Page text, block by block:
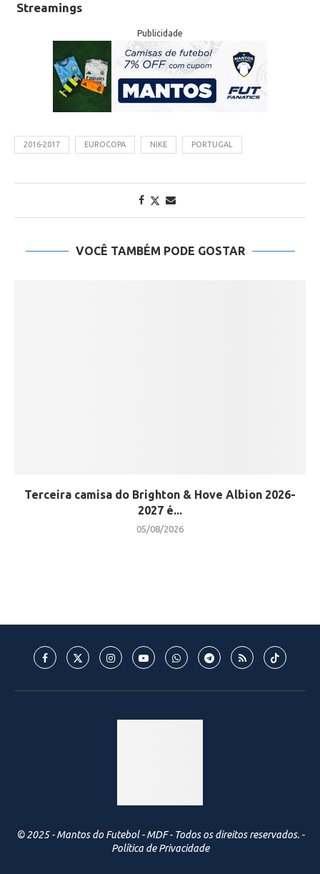
Streamings
Publicidade
2016-2017 EUROCOPA NIKE PORTUGAL
VOCÊ TAMBÉM PODE GOSTAR
Terceira camisa do Brighton & Hove Albion 2026-
2027 é...
05/08/2026
© 2025 - Mantos do Futebol - MDF - Todos os direitos reservados. -
Política de Privacidade